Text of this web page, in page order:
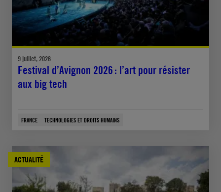
9 juillet, 2026
Festival d’Avignon 2026 : l’art pour résister
aux big tech
FRANCE TECHNOLOGIES ET DROITS HUMAINS
ACTUALITÉ